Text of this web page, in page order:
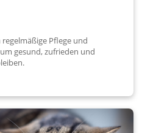
Pflege und
gesund, zufrieden und